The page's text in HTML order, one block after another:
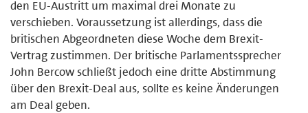
den EU-Austritt um maximal drei Monate zu
verschieben. Voraussetzung ist allerdings, dass die
britischen Abgeordneten diese Woche dem Brexit-
Vertrag zustimmen. Der britische Parlamentssprecher
John Bercow schließt jedoch eine dritte Abstimmung
über den Brexit-Deal aus, sollte es keine Änderungen
am Deal geben.